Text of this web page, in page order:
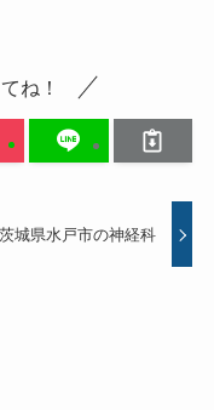
ね！
茨城県水戸市の神経科